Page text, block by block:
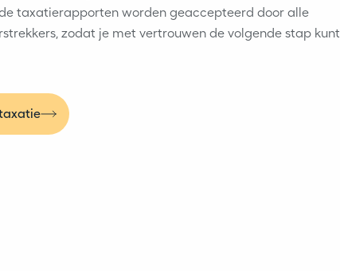
taxatierapporten worden geaccepteerd door alle
zodat je met vertrouwen de volgende stap kunt